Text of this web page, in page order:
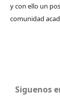
y con ello un
comunidad
Siguenos